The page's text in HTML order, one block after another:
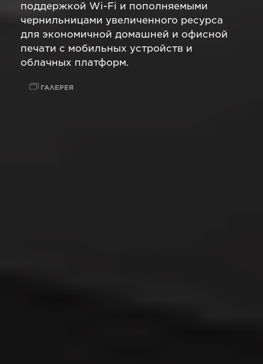
поддержкой Wi-Fi и пополняемыми
чернильницами увеличенного ресурса
для экономичной домашней и офисной
печати с мобильных устройств и
облачных платформ.
ГАЛЕРЕЯ